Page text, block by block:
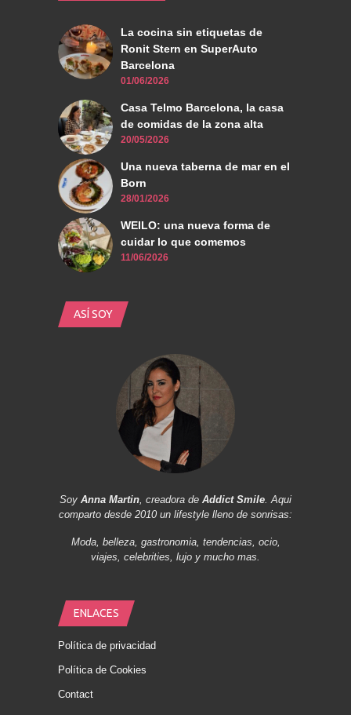
La cocina sin etiquetas de
Ronit Stern en SuperAuto
Barcelona
01/06/2026
Casa Telmo Barcelona, la casa
de comidas de la zona alta
20/05/2026
Una nueva taberna de mar en el
Born
28/01/2026
WEILO: una nueva forma de
cuidar lo que comemos
11/06/2026
ASÍ SOY
Soy Anna Martin, creadora de Addict Smile. Aqui
comparto desde 2010 un lifestyle lleno de sonrisas:
Moda, belleza, gastronomia, tendencias, ocio,
viajes, celebrities, lujo y mucho mas.
ENLACES
Política de privacidad
Política de Cookies
Contact